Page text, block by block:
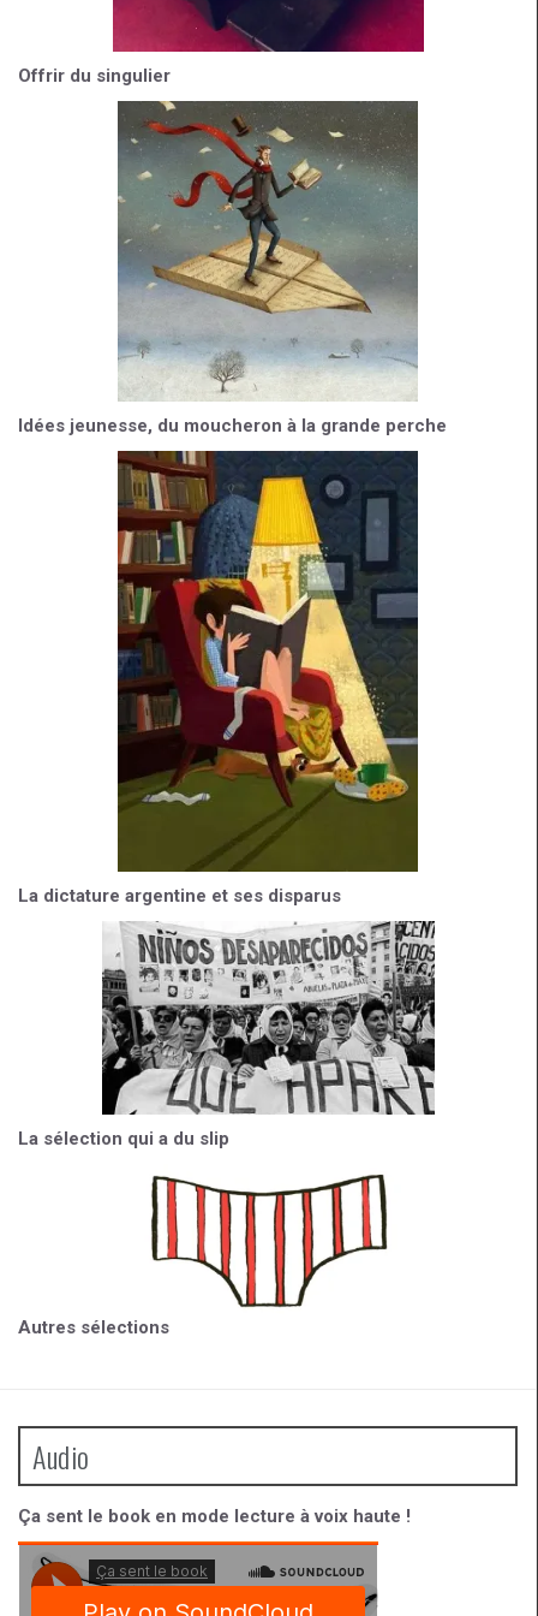
Offrir du singulier
Idées jeunesse, du moucheron à la grande perche
La dictature argentine et ses disparus
La sélection qui a du slip
Autres sélections
Audio
Ça sent le book en mode lecture à voix haute !